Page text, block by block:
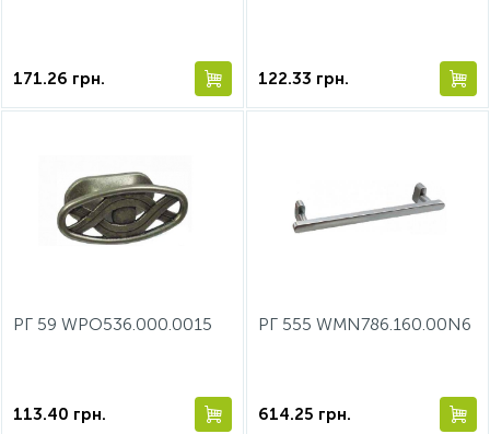
171.26 грн. 122.33 грн.
РГ 59 WPO536.000.0015
113.40 грн.
РГ 555 WMN786.160.00N6
614.25 грн.